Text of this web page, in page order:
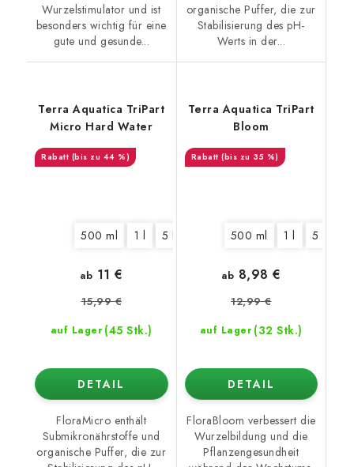
Wurzelstimulator und ist
besonders wichtig für eine
gute und gesunde...
organische Puffer, die zur
Stabilisierung des pH-
Werts in der...
Terra Aquatica TriPart
Micro Hard Water
(bis zu 44 %)
500 ml 1 l 5 l 60 l
auf Lager (45 Stk.)
ab 11 €
15,99 €
DETAIL
FloraMicro enthält
Submikronährstoffe und
organische Puffer, die zur
Terra Aquatica TriPart
Bloom
(bis zu 35 %)
500 ml 1 l 5 l
auf Lager (32 Stk.)
ab 8,98 €
12,99 €
DETAIL
FloraBloom verbessert die
Wurzelbildung und die
Pflanzengesundheit